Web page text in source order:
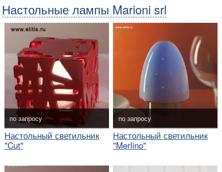
Настольные лампы Marioni srl
по запросу
Настольный светильник
"Cut"
по запросу
Настольный светильник
"Merlino"